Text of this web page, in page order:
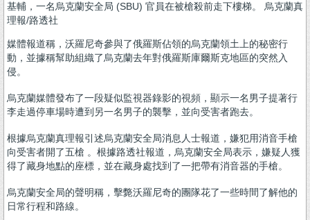
基輔，一名烏克蘭安全局 (SBU) 官員在被槍殺前走下樓梯。 烏克蘭真
理報/路透社
媒體報道稱，沃羅尼奇參與了俄羅斯佔領的烏克蘭領土上的秘密行
動，並據稱幫助組織了烏克蘭去年對俄羅斯庫爾斯克地區的突然入
侵。
烏克蘭媒體發布了一段疑似監視器錄影的視頻，顯示一名男子提著行
李走過停車場時遭到另一名男子的襲擊，並向受害者跑去。
根據烏克蘭真理報引述烏克蘭安全局消息人士報道，嫌犯用消音手槍
向受害者開了五槍 。根據路透社報道，烏克蘭安全局表示，嫌疑人獲
得了藏身地點的座標，並在藏身處找到了一把帶有消音器的手槍。
烏克蘭安全局的聲明稱，擊斃沃羅尼奇的團隊花了一些時間了解他的
日常行程和路線。